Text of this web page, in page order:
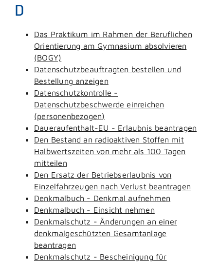
D
Das Praktikum im Rahmen der Beruflichen
Orientierung am Gymnasium absolvieren
(BOGY)
Datenschutzbeauftragten bestellen und
Bestellung anzeigen
Datenschutzkontrolle -
Datenschutzbeschwerde einreichen
(personenbezogen)
Daueraufenthalt-EU - Erlaubnis beantragen
Den Bestand an radioaktiven Stoffen mit
Halbwertszeiten von mehr als 100 Tagen
mitteilen
Den Ersatz der Betriebserlaubnis von
Einzelfahrzeugen nach Verlust beantragen
Denkmalbuch - Denkmal aufnehmen
Denkmalbuch - Einsicht nehmen
Denkmalschutz - Änderungen an einer
denkmalgeschützten Gesamtanlage
beantragen
Denkmalschutz - Bescheinigung für